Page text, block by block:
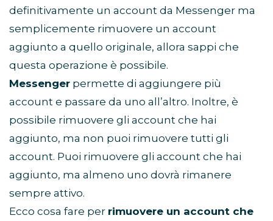
definitivamente un account da Messenger ma
semplicemente rimuovere un account
aggiunto a quello originale, allora sappi che
questa operazione è possibile.
Messenger permette di aggiungere più
account e passare da uno all’altro. Inoltre, è
possibile rimuovere gli account che hai
aggiunto, ma non puoi rimuovere tutti gli
account. Puoi rimuovere gli account che hai
aggiunto, ma almeno uno dovrà rimanere
sempre attivo.
Ecco cosa fare per rimuovere un account che